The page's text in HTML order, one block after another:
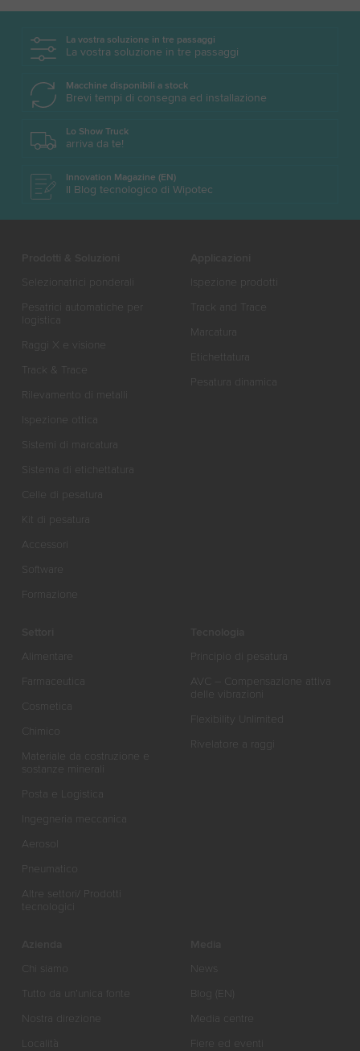
La vostra soluzione in tre passaggi
La vostra soluzione in tre passaggi
Macchine disponibili a stock
Brevi tempi di consegna ed installazione
Lo Show Truck
arriva da te!
Innovation Magazine (EN)
Il Blog tecnologico di Wipotec
Selezionatrici ponderali
Pesatrici automatiche per
logistica
Raggi X e visione
Track & Trace
Rilevamento di metalli
Ispezione ottica
Sistemi di marcatura
Sistema di etichettatura
Celle di pesatura
Kit di pesatura
Accessori
Software
Formazione
Ispezione prodotti
Track and Trace
Marcatura
Etichettatura
Pesatura dinamica
Alimentare
Farmaceutica
Cosmetica
Chimico
Materiale da costruzione e
sostanze minerali
Posta e Logistica
Ingegneria meccanica
Aerosol
Pneumatico
Altre settori/ Prodotti
tecnologici
Principio di pesatura
AVC – Compensazione attiva
delle vibrazioni
Flexibility Unlimited
Rivelatore a raggi
Chi siamo
Tutto da un’unica fonte
Nostra direzione
Località
News
Blog (EN)
Media centre
Fiere ed eventi